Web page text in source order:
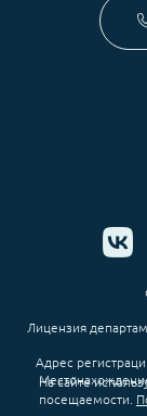
Лицензия
Адрес
На сайте
посещаемости.